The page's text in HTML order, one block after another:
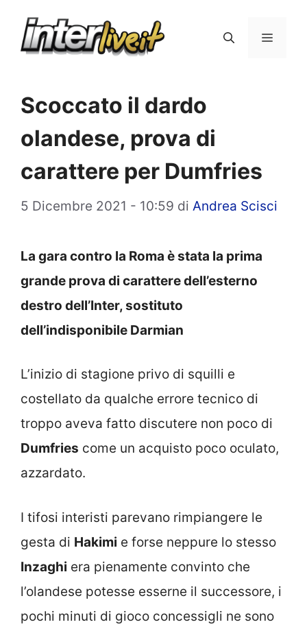
Menu
Scoccato il dardo
olandese, prova di
carattere per Dumfries
5 Dicembre 2021 - 10:59 di Andrea Scisci
La gara contro la Roma è stata la prima
grande prova di carattere dell’esterno
destro dell’Inter, sostituto
dell’indisponibile Darmian
L’inizio di stagione privo di squilli e
costellato da qualche errore tecnico di
troppo aveva fatto discutere non poco di
Dumfries come un acquisto poco oculato,
azzardato.
I tifosi interisti parevano rimpiangere le
gesta di Hakimi e forse neppure lo stesso
Inzaghi era pienamente convinto che
l’olandese potesse esserne il successore, i
pochi minuti di gioco concessigli ne sono